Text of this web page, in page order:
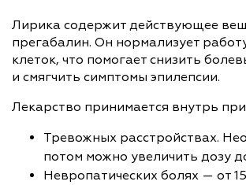
Лирика содержит действующее
прегабалин. Он нормализует
клеток, что помогает снизить
и смягчить симптомы эпилепсии.
Лекарство принимается внутрь
Тревожных расстройствах.
потом можно увеличить дозу
Невропатических болях — от